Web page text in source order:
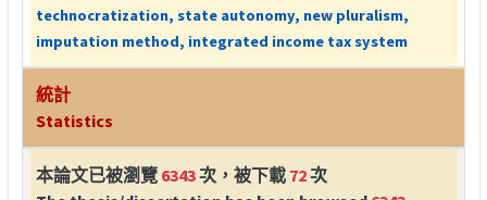
technocratization, state autonomy, new pluralism,
imputation method, integrated income tax system
統計
Statistics
本論文已被瀏覽 6343次，被下載 72次